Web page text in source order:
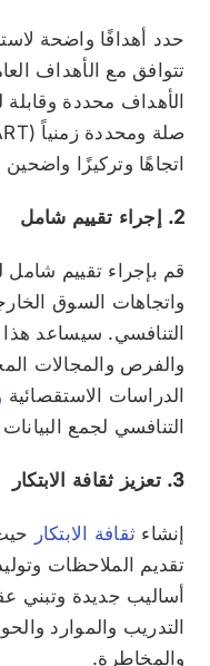
حدد أهدافًا واضحة
تتوافق مع الأهداف
الأهداف محددة
اتجاهًا وتركيزًا
2. إجراء تقييم شامل
قم بإجراء تقييم
واتجاهات السوق
التنافسي. سيساعد هذا
والفرص والمجالات
الدراسات الاستقصائية
التنافسي لجمع
3. تعزيز ثقافة الابتكار
إنشاء ثقافة الابتكار
تقديم الملاحظات
أساليب جديدة وتبني
التدريب والموارد
والمخاطرة.